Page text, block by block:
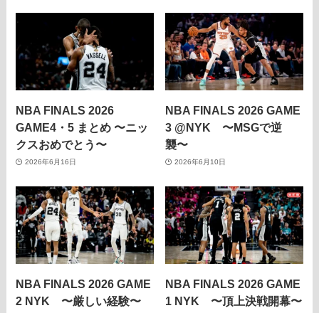
NBA FINALS 2026
GAME4・5 まとめ 〜ニッ
クスおめでとう〜
2026年6月16日
NBA FINALS 2026 GAME
3 @NYK 〜MSGで逆
襲〜
2026年6月10日
NBA FINALS 2026 GAME
2 NYK 〜厳しい経験〜
NBA FINALS 2026 GAME
1 NYK 〜頂上決戦開幕〜